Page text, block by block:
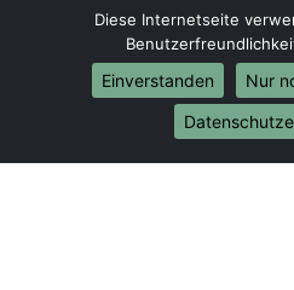
Umzug von Augsburg nach
Umzug von Augsburg nach
Internationale-Umzüge
Umzug von Augsburg nach
Umzug von Augsburg nach
Diese Internetseite
Einverstanden
Nur